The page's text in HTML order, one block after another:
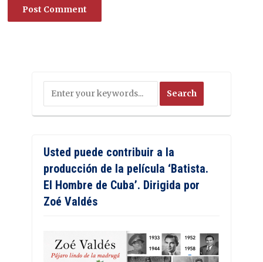
Usted puede contribuir a la
producción de la película ‘Batista.
El Hombre de Cuba’. Dirigida por
Zoé Valdés